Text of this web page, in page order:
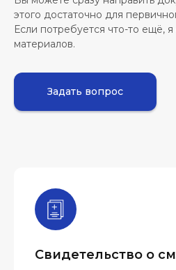
этого достаточно для
Если потребуется что-то ещё,
материалов.
Задать вопрос
Свидетельство о